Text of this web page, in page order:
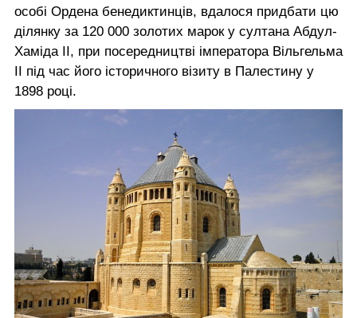
особі Ордена бенедиктинців, вдалося придбати цю
ділянку за 120 000 золотих марок у султана Абдул-
Хаміда II, при посередництві імператора Вільгельма
II під час його історичного візиту в Палестину у
1898 році.